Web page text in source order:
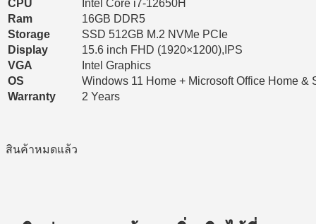
CPU
Intel Core i7-12650H
Ram
16GB DDR5
Storage
SSD 512GB M.2 NVMe PCIe
Display
15.6 inch FHD (1920×1200),IPS
VGA
Intel Graphics
OS
Windows 11 Home + Microsoft Office Home &
Warranty
2 Years
สินค้าหมดแล้ว